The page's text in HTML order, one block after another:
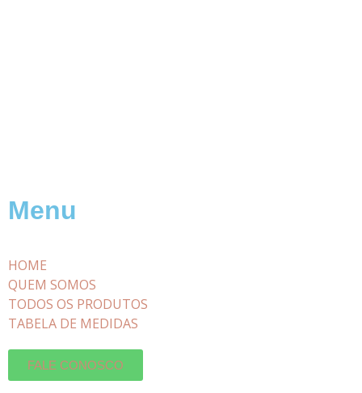
Menu
HOME
QUEM SOMOS
TODOS OS PRODUTOS
TABELA DE MEDIDAS
FALE CONOSCO